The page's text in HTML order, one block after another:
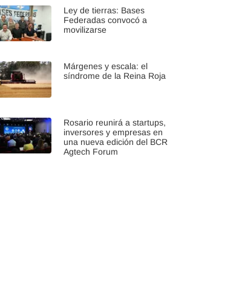
Ley de tierras: Bases
Federadas convocó a
movilizarse
Márgenes y escala: el
síndrome de la Reina Roja
Rosario reunirá a startups,
inversores y empresas en
una nueva edición del BCR
Agtech Forum